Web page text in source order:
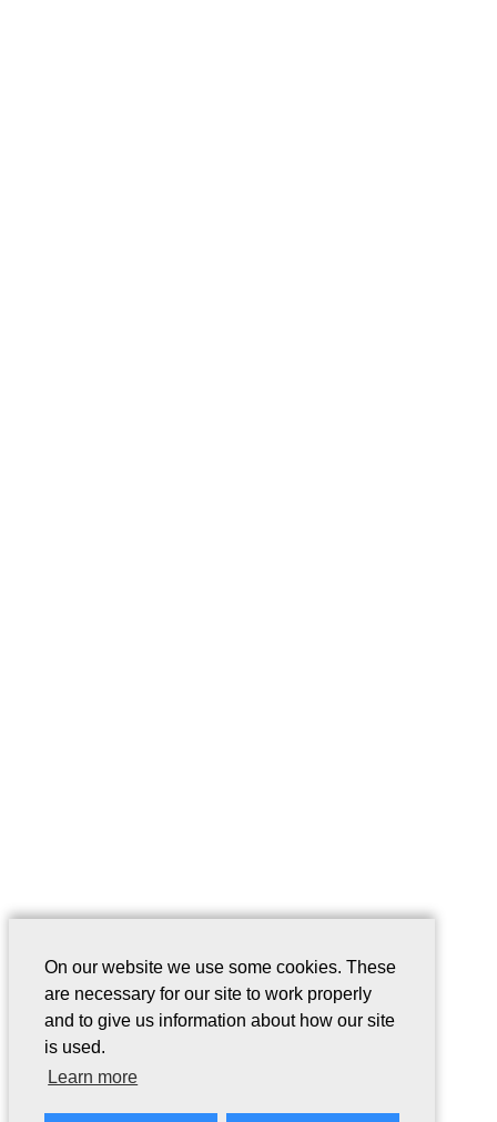
On our website we use some cookies. These
are necessary for our site to work properly
and to give us information about how our site
is used.
Learn more